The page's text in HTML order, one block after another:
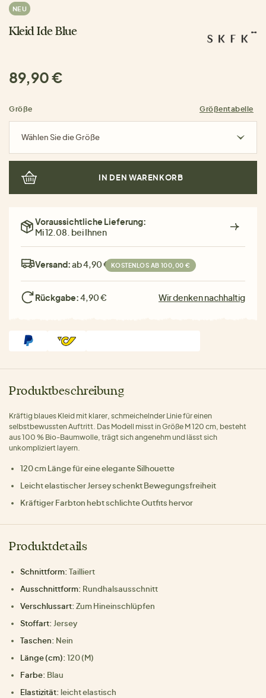
NEU
Kleid Ide Blue
89,90 €
Größe Größentabelle
Wählen Sie die Größe
IN DEN WARENKORB
Voraussichtliche Lieferung:
Mi 12.08. bei Ihnen
Versand:ab 4,90 € KOSTENLOS AB 100,00 €
Rückgabe:4,90 € Wir denken nachhaltig
Produktbeschreibung
Kräftig blaues Kleid mit klarer, schmeichelnder Linie für einen
selbstbewussten Auftritt. Das Modell misst in Größe M 120 cm, besteht
aus 100 % Bio-Baumwolle, trägt sich angenehm und lässt sich
unkompliziert layern.
120 cm Länge für eine elegante Silhouette
Leicht elastischer Jersey schenkt Bewegungsfreiheit
Kräftiger Farbton hebt schlichte Outfits hervor
Produktdetails
Schnittform: Tailliert
Ausschnittform: Rundhalsausschnitt
Verschlussart: Zum Hineinschlüpfen
Stoffart: Jersey
Taschen: Nein
Länge (cm): 120 (M)
Farbe: Blau
Elastizität: leicht elastisch